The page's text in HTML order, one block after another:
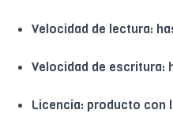
Velocidad de lectura:
Velocidad de escritura:
Licencia: producto con